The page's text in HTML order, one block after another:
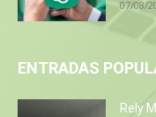
07/08/
ENTRADAS
Rely